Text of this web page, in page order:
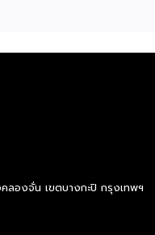
งทำความเข้าใจให้
ก่อนว่ามีประเด็นใดบ้าง
งคำ คืออะไร G H
ลาผ่านไป โลหะมีค่าชนิด
ปลอดภัย หรือ Safe
ง จึงช่วยปกป้องความ
องจั่น เขตบางกะปิ กรุงเทพฯ